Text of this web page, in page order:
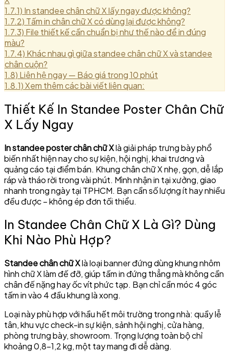
1.7.1) In standee chân chữ X lấy ngay được không?
1.7.2) Tấm in chân chữ X có dùng lại được không?
1.7.3) File thiết kế cần chuẩn bị như thế nào để in đúng
màu?
1.7.4) Khác nhau gì giữa standee chân chữ X và standee
chân cuộn?
1.8) Liên hệ ngay — Báo giá trong 10 phút
1.8.1)Xem thêm các bài viết liên quan:
Thiết Kế In Standee Poster Chân Chữ
X Lấy Ngay
In standee poster chân chữ Xlà giải pháp trưng bày phổ
biến nhất hiện nay cho sự kiện, hội nghị, khai trương và
quảng cáo tại điểm bán. Khung chân chữ X nhẹ, gọn, dễ lắp
ráp và tháo rời trong vài phút. Mình nhận in tại xưởng, giao
nhanh trong ngày tại TPHCM. Bạn cần số lượng ít hay nhiều
đều được – không ép đơn tối thiểu.
In Standee Chân Chữ X Là Gì? Dùng
Khi Nào Phù Hợp?
Standee chân chữ Xlà loại banner đứng dùng khung nhôm
hình chữ X làm đế đỡ, giúp tấm in đứng thẳng mà không cần
chân đế nặng hay ốc vít phức tạp. Bạn chỉ cần móc 4 góc
tấm in vào 4 đầu khung là xong.
Loại này phù hợp với hầu hết môi trường trong nhà: quầy lễ
tân, khu vực check-in sự kiện, sảnh hội nghị, cửa hàng,
phòng trưng bày, showroom. Trọng lượng toàn bộ chỉ
khoảng 0,8–1,2 kg, một tay mang đi dễ dàng.